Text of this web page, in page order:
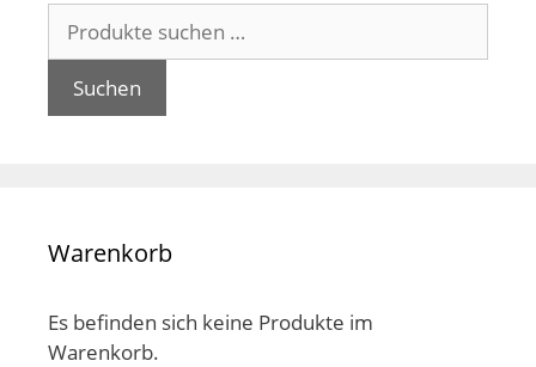
nach:
Suchen
Warenkorb
Es befinden sich keine Produkte im
Warenkorb.